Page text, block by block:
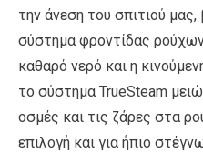
την άνεση του σπιτιού
σύστημα φροντίδας
καθαρό νερό και η
το σύστημα TrueSteam
οσμές και τις ζάρες στα
επιλογή και για ήπιο